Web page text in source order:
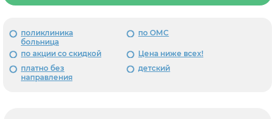
поликлиника
больница
по ОМС
по акции со скидкой
Цена ниже всех!
платно без
направления
детский